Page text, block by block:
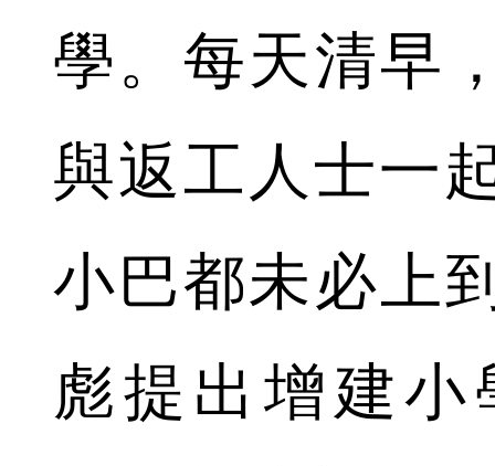
學。每天清早
與返工人士一
小巴都未必上
彪提出增建